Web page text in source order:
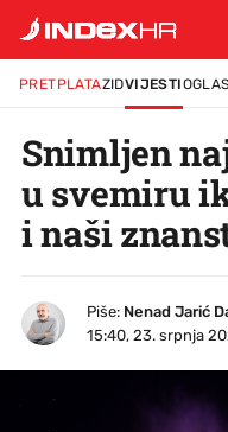
PRETPLATAZIDVIJESTI
Snimljen
u svemiru
i naši
Piše: Nenad Jarić
15:40, 23. srpnja